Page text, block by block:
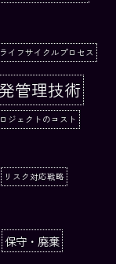
イフサイクルプロセス
管理技術
ジェクトのコスト
リスク対応戦略
保守・廃棄